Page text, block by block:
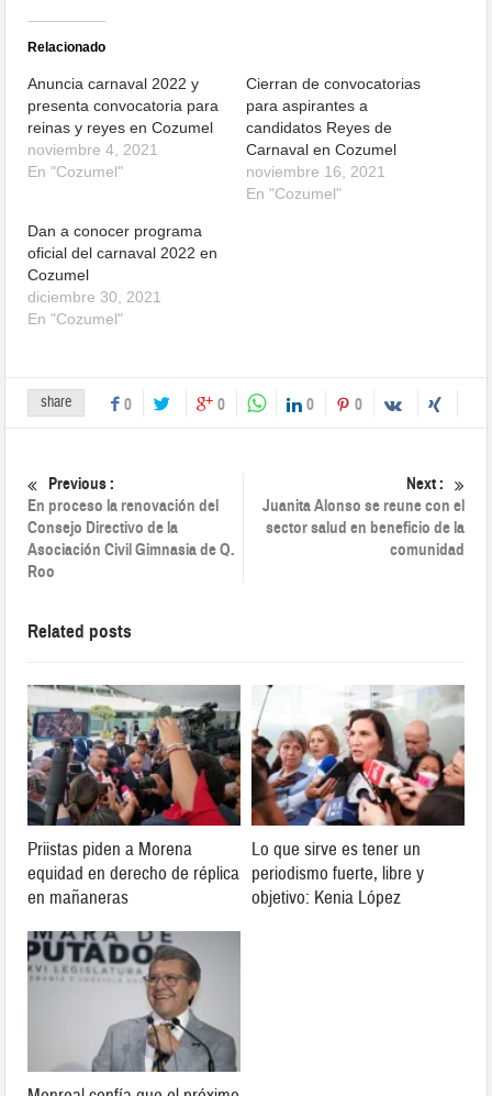
Relacionado
Anuncia carnaval 2022 y
presenta convocatoria para
reinas y reyes en Cozumel
noviembre 4, 2021
En "Cozumel"
Cierran de convocatorias
para aspirantes a
candidatos Reyes de
Carnaval en Cozumel
noviembre 16, 2021
En "Cozumel"
Dan a conocer programa
oficial del carnaval 2022 en
Cozumel
diciembre 30, 2021
En "Cozumel"
share 0 0 0 0
Previous :
En proceso la renovación del
Consejo Directivo de la
Asociación Civil Gimnasia de Q.
Roo
Next :
Juanita Alonso se reune con el
sector salud en beneficio de la
comunidad
Related posts
Priistas piden a Morena
equidad en derecho de réplica
en mañaneras
Lo que sirve es tener un
periodismo fuerte, libre y
objetivo: Kenia López